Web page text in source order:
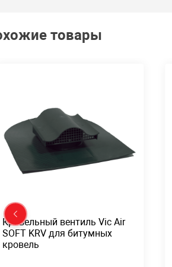
товары
Кровельный вентиль Vic Air
SOFT KRV для битумных
кровель